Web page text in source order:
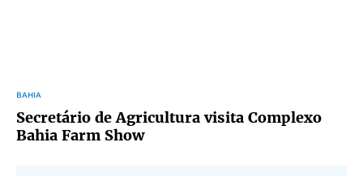
BAHIA
Secretário de Agricultura visita Complexo
Bahia Farm Show